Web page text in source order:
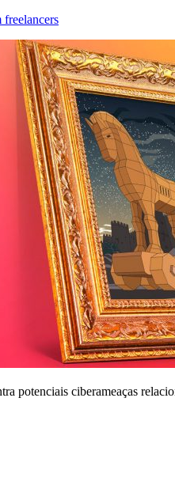
freelancers
potenciais ciberameaças